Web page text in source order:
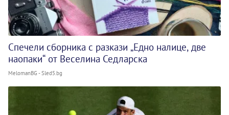
Спечели сборника с разкази „Едно налице, две
наопаки“ от Веселина Седларска
MelomanBG - Sled5.bg